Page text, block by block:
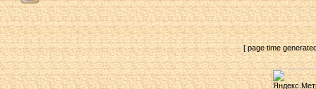
[ page time